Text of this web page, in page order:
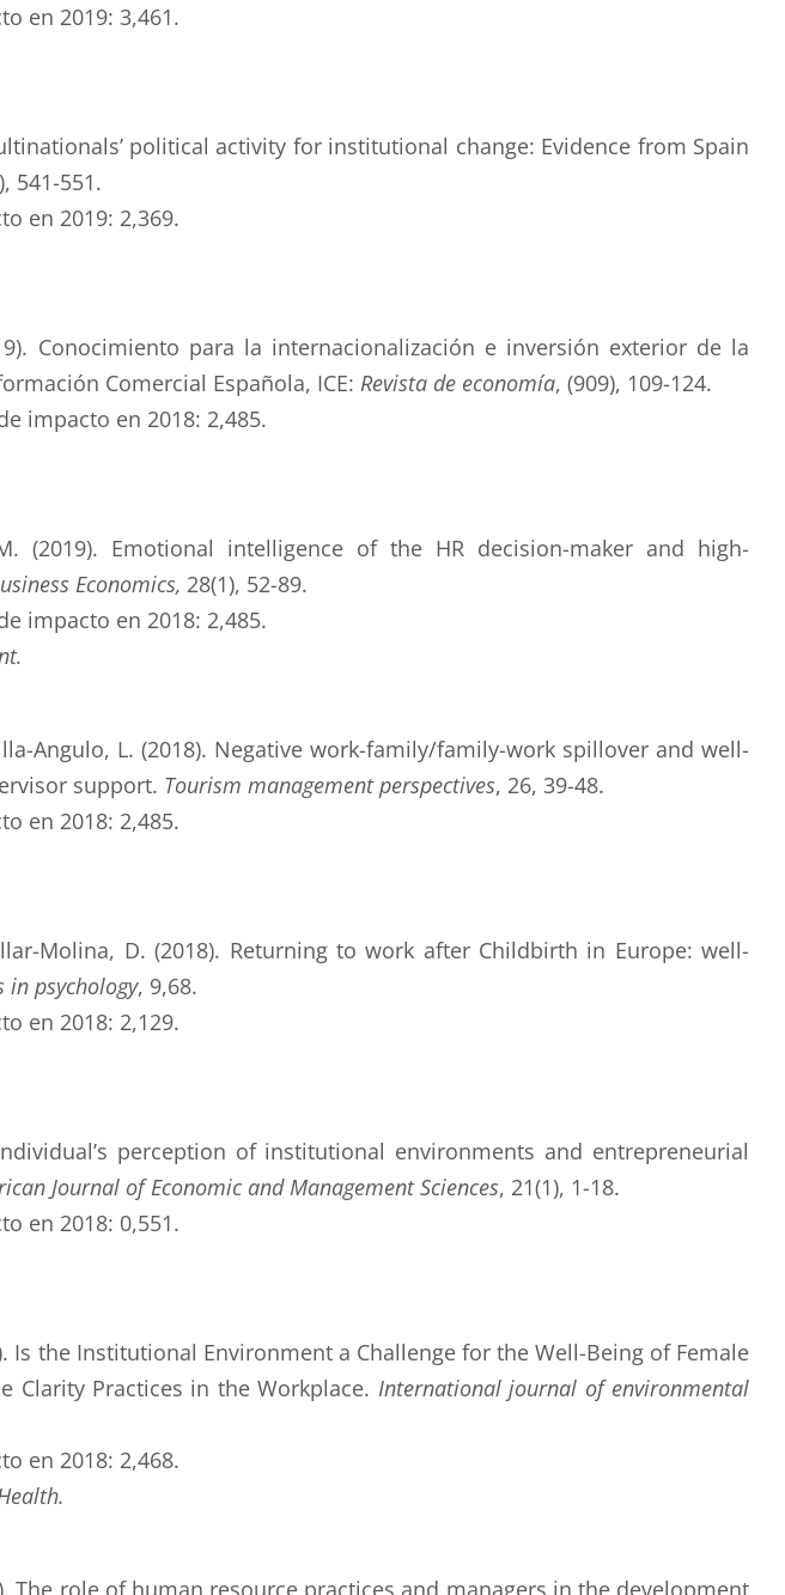
en 2019: 3,461.
political activity for institutional change: Evidence from Spain
541-551.
en 2019: 2,369.
Conocimiento para la internacionalización e inversión exterior de la
Comercial Española, ICE: Revista de economía, (909), 109-124.
impacto en 2018: 2,485.
(2019). Emotional intelligence of the HR decision-maker and high-
Economics, 28(1), 52-89.
impacto en 2018: 2,485.
Angulo, L. (2018). Negative work-family/family-work spillover and well-
support. Tourism management perspectives, 26, 39-48.
en 2018: 2,485.
Molina, D. (2018). Returning to work after Childbirth in Europe: well-
in psychology, 9,68.
en 2018: 2,129.
perception of institutional environments and entrepreneurial
Journal of Economic and Management Sciences, 21(1), 1-18.
en 2018: 0,551.
Is the Institutional Environment a Challenge for the Well-Being of Female
Clarity Practices in the Workplace. International journal of environmental
en 2018: 2,468.
The role of human resource practices and managers in the development